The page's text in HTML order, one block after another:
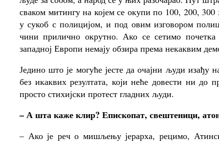
сваком митингу на којем се окупи по 100, 200,
у сукоб с полицијом, и под овим изговором
чини прилично окрутно. Ако се сетимо
западној Европи немају обзира према некаквим
Једино што је могуће јесте да очајни људи
без икаквих резултата, који неће довести ни
просто стихијски протест гладних људи.
– А шта каже клир? Епископат, свештеници,
– Ако је реч о мишљењу јерарха, рецимо,